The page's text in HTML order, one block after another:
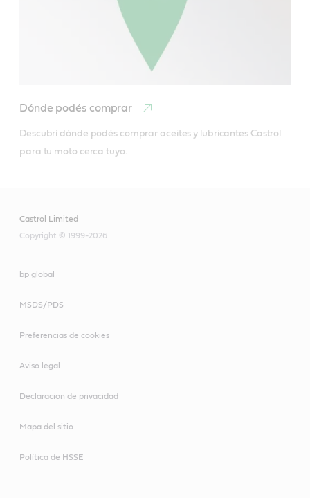
Dónde podés comprar
Descubrí dónde podés comprar aceites y lubricantes Castrol
para tu moto cerca tuyo.
Castrol Limited
Copyright © 1999-2026
bp global
MSDS/PDS
Preferencias de cookies
Aviso legal
Declaracion de privacidad
Mapa del sitio
Política de HSSE